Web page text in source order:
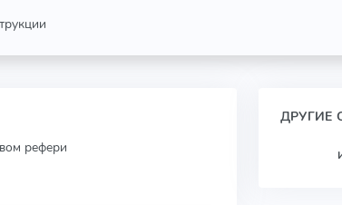
рефери
ДРУГИЕ